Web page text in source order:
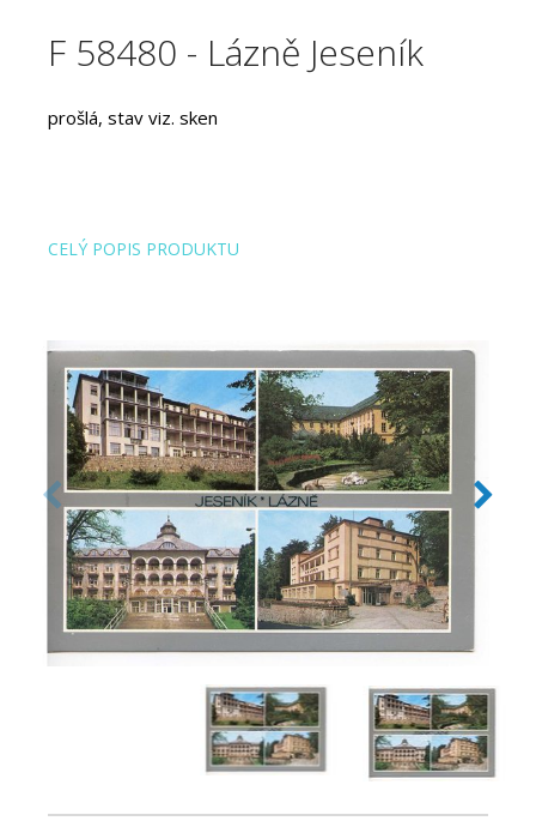
F 58480 - Lázně Jeseník
prošlá, stav viz. sken
CELÝ POPIS PRODUKTU